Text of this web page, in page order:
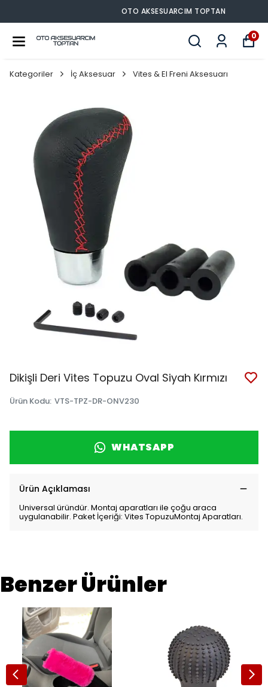
OTO AKSESUARCIM TOPTAN
0
Kategoriler İç Aksesuar Vites & El Freni Aksesuarı
Dikişli Deri Vites Topuzu Oval Siyah Kırmızı
Ürün Kodu: VTS-TPZ-DR-ONV230
WHATSAPP
Ürün Açıklaması
Universal üründür. Montaj aparatları ile çoğu araca
uygulanabilir. Paket İçeriği: Vites TopuzuMontaj Aparatları.
Benzer Ürünler